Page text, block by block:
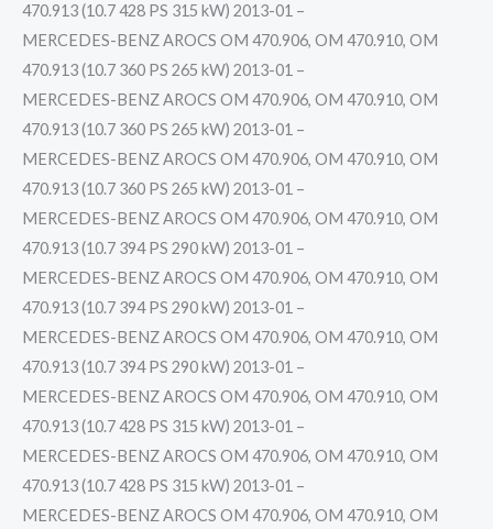
470.913 (10.7 428 PS 315 kW) 2013-01 –
MERCEDES-BENZ AROCS OM 470.906, OM 470.910, OM
470.913 (10.7 360 PS 265 kW) 2013-01 –
MERCEDES-BENZ AROCS OM 470.906, OM 470.910, OM
470.913 (10.7 360 PS 265 kW) 2013-01 –
MERCEDES-BENZ AROCS OM 470.906, OM 470.910, OM
470.913 (10.7 360 PS 265 kW) 2013-01 –
MERCEDES-BENZ AROCS OM 470.906, OM 470.910, OM
470.913 (10.7 394 PS 290 kW) 2013-01 –
MERCEDES-BENZ AROCS OM 470.906, OM 470.910, OM
470.913 (10.7 394 PS 290 kW) 2013-01 –
MERCEDES-BENZ AROCS OM 470.906, OM 470.910, OM
470.913 (10.7 394 PS 290 kW) 2013-01 –
MERCEDES-BENZ AROCS OM 470.906, OM 470.910, OM
470.913 (10.7 428 PS 315 kW) 2013-01 –
MERCEDES-BENZ AROCS OM 470.906, OM 470.910, OM
470.913 (10.7 428 PS 315 kW) 2013-01 –
MERCEDES-BENZ AROCS OM 470.906, OM 470.910, OM